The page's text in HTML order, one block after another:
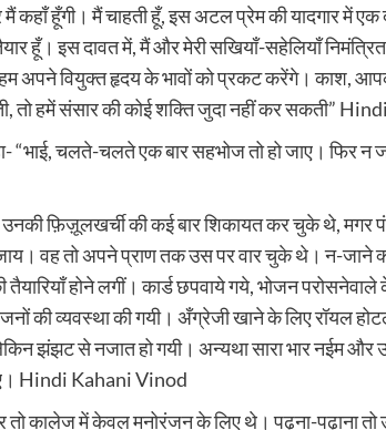
कहाँ हूँगी। मैं चाहती हूँ, इस अटल प्रेम की यादगार में
हूँ। इस दावत में, मैं और मेरी सखियाँ-सहेलियाँ
अपने वियुक्त हृदय के भावों को प्रकट करेंगे। काश,
तो हमें संसार की कोई शक्ति जुदा नहीं कर सकती”
“भाई, चलते-चलते एक बार सहभोज तो हो जाए। फिर न
फ़िज़ूलखर्ची की कई बार शिकायत कर चुके थे, मगर
वह तो अपने प्राण तक उस पर वार चुके थे। न-जाने
होने लगीं। कार्ड छपवाये गये, भोजन परोसनेवाले के
की व्यवस्था की गयी। अँग्रेजी खाने के लिए रॉयल
झंझट से नजात हो गयी। अन्यथा सारा भार नईम और
Hindi Kahani Vinod
तो कालेज में केवल मनोरंजन के लिए थे। पढ़ना-पढ़ाना